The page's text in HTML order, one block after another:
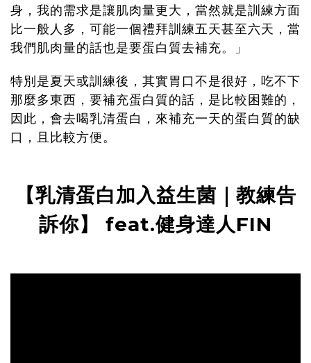
身，我的需求是讓肌肉量更大，當然就是訓練方面
比一般人多，可能一個禮拜訓練五天甚至六天，當
我們肌肉量的話也是要蛋白質去補充。」
特別是夏天或訓練後，其實胃口不是很好，吃不下
那麼多東西，要補充蛋白質的話，是比較困難的，
因此，會去喝乳清蛋白，來補充一天的蛋白質的缺
口，且比較方便。
【乳清蛋白加入益生菌｜教練告
訴你】
feat.健身達人FIN